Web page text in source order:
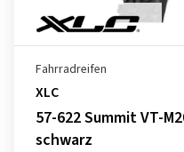
Fahrradreifen
XLC
57-622 Summit VT-
schwarz